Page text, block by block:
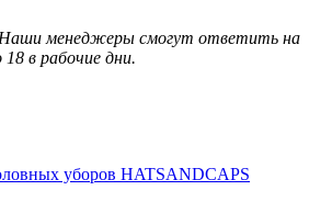
менеджеры смогут ответить на
в рабочие дни.